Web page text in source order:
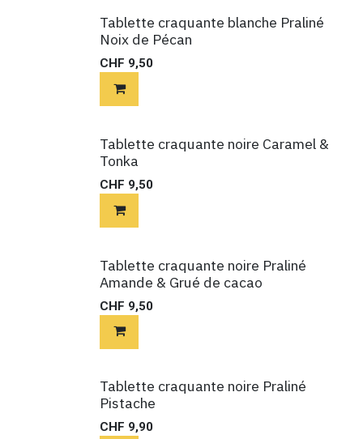
Tablette craquante blanche Praliné
Noix de Pécan
CHF 9,50
Tablette craquante noire Caramel &
Tonka
CHF 9,50
Tablette craquante noire Praliné
Amande & Grué de cacao
CHF 9,50
Tablette craquante noire Praliné
Pistache
CHF 9,90